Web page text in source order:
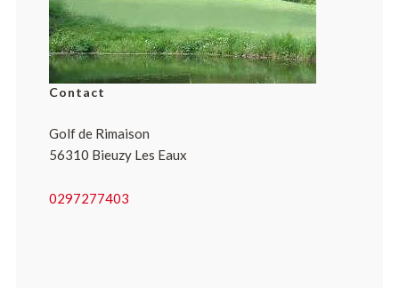
Contact
Golf de Rimaison
56310 Bieuzy Les Eaux
0297277403